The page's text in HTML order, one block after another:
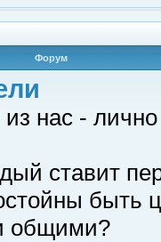
Форум
нас -
ставит
быть
общими?